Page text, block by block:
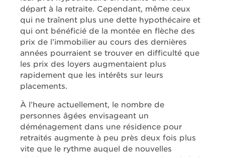
départ à la retraite. Cependant, même ceux
qui ne traînent plus une dette hypothécaire et
qui ont bénéficié de la montée en flèche des
prix de l’immobilier au cours des dernières
années pourraient se trouver en difficulté que
les prix des loyers augmentaient plus
rapidement que les intérêts sur leurs
placements.
À l’heure actuellement, le nombre de
personnes âgées envisageant un
déménagement dans une résidence pour
retraités augmente à peu près deux fois plus
vite que le rythme auquel de nouvelles